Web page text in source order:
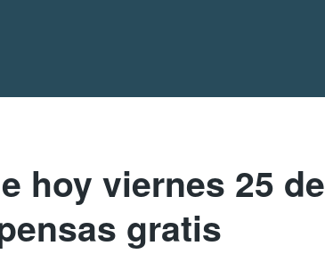
hoy viernes 25 de
gratis